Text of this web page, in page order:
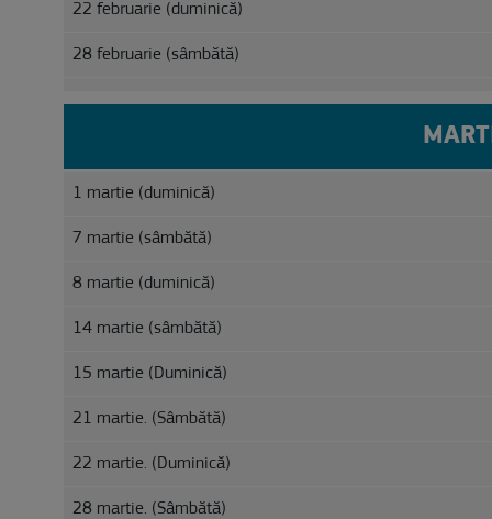
22 februarie (duminică)
28 februarie (sâmbătă)
1 martie (duminică)
7 martie (sâmbătă)
8 martie (duminică)
14 martie (sâmbătă)
15 martie (Duminică)
21 martie. (Sâmbătă)
22 martie. (Duminică)
28 martie. (Sâmbătă)